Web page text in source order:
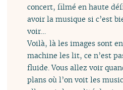
concert, filmé en haute
avoir la musique si c’est
voir…
Voilà, là les images sont
machine les lit, ce n’est
fluide. Vous allez voir
plans où l’on voit les